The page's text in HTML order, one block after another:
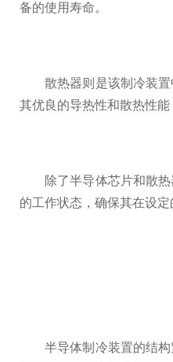
备的使用寿命。
散热器则是该制冷装置中
其优良的导热性和散热性能
除了半导体芯片和散热器
的工作状态，确保其在设定
半导体制冷装置的结构紧